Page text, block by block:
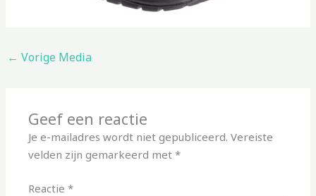
← Vorige Media
Geef een reactie
Je e-mailadres wordt niet gepubliceerd. Vereiste
velden zijn gemarkeerd met*
Reactie*